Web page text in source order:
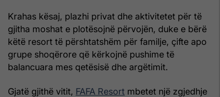
Krahas kësaj, plazhi privat dhe aktivitetet për të
gjitha moshat e plotësojnë përvojën, duke e bërë
këtë resort të përshtatshëm për familje, çifte apo
grupe shoqërore që kërkojnë pushime të
balancuara mes qetësisë dhe argëtimit.
Gjatë gjithë vitit, FAFA Resort mbetet një zgjedhje